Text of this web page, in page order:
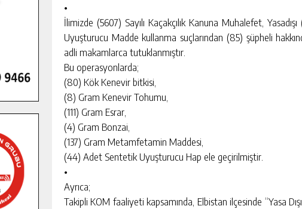
•
İlimizde (5607) Sayılı Kaçakçılık Kanuna Muhalefet,
Uyuşturucu Madde kullanma suçlarından (85) şüpheli
adli makamlarca tutuklanmıştır.
Bu operasyonlarda;
(80) Kök Kenevir bitkisi,
(8) Gram Kenevir Tohumu,
(111) Gram Esrar,
(4) Gram Bonzai,
(137) Gram Metamfetamin Maddesi,
(44) Adet Sentetik Uyuşturucu Hap ele geçirilmiştir.
•
Ayrıca;
Takipli KOM faaliyeti kapsamında, Elbistan ilçesinde “Yasa